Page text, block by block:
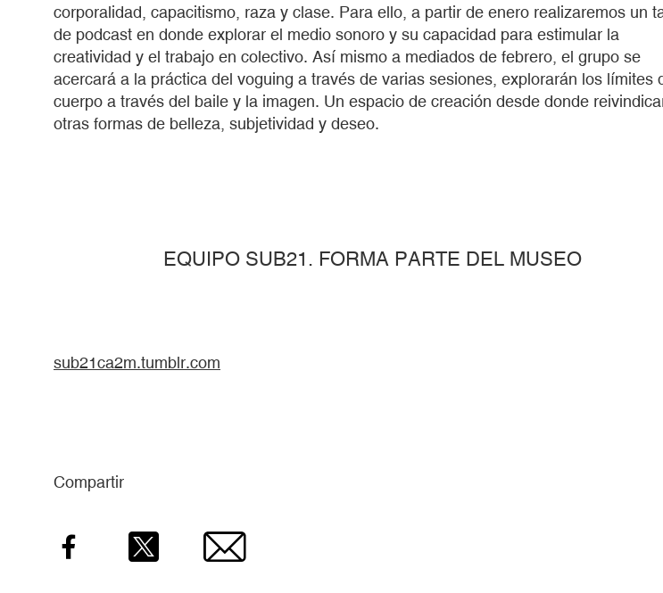
corporalidad, capacitismo, raza y clase. Para ello, a partir de enero realizaremos un
de podcast en donde explorar el medio sonoro y su capacidad para estimular la
creatividad y el trabajo en colectivo. Así mismo a mediados de febrero, el grupo se
acercará a la práctica del voguing a través de varias sesiones, explorarán los límites
cuerpo a través del baile y la imagen. Un espacio de creación desde donde
otras formas de belleza, subjetividad y deseo.
EQUIPO SUB21. FORMA PARTE DEL MUSEO
sub21ca2m.tumblr.com
Compartir
Facebook Email